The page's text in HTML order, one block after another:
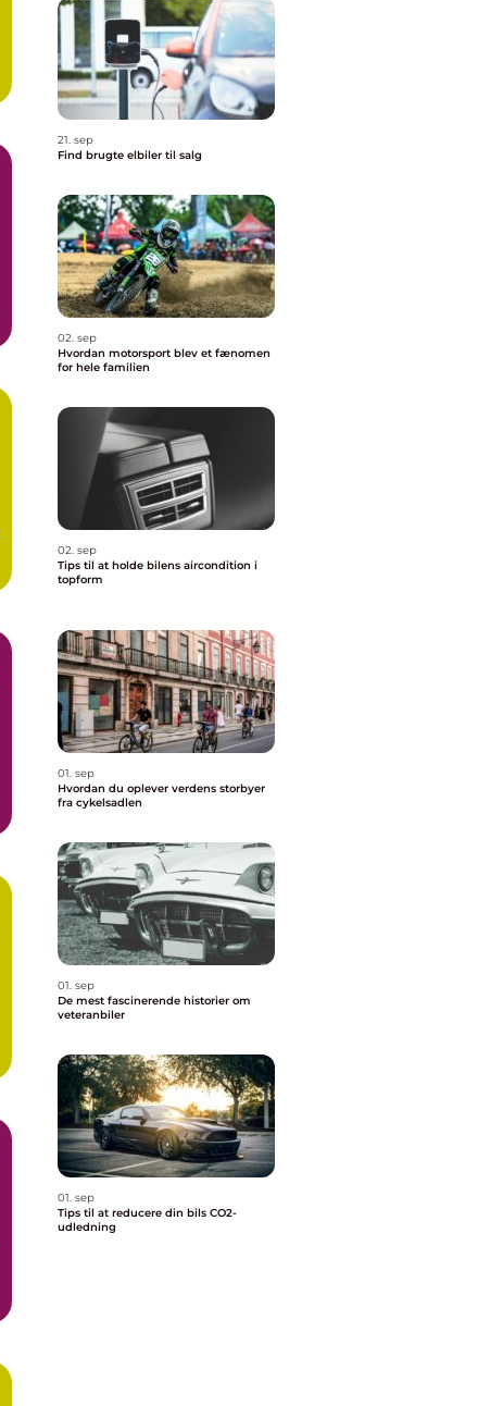
21. sep
Find brugte elbiler til salg
02. sep
Hvordan motorsport blev et fænomen
for hele familien
02. sep
Tips til at holde bilens aircondition i
topform
01. sep
Hvordan du oplever verdens storbyer
fra cykelsadlen
01. sep
De mest fascinerende historier om
veteranbiler
01. sep
Tips til at reducere din bils CO2-
udledning